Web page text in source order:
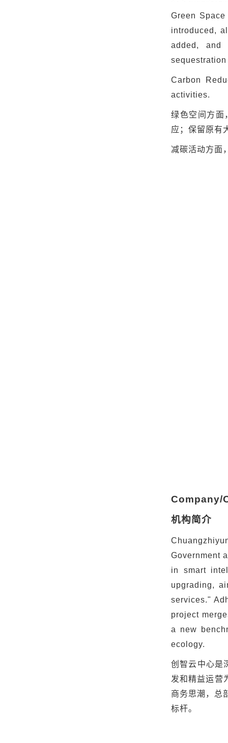
Green
introduced,
added, and
Carbon
activities.
绿色空间方面
应；保留原有
减碳活动方面
Company/
机构简介
Government
in smart
upgrading,
services."
project
a new
ecology.
创智云中心是
发和精益运营
商务思潮，总
标杆。